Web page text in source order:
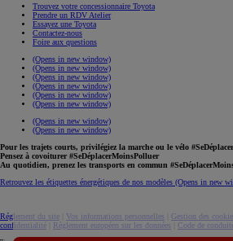
Trouvez votre concessionnaire Toyota
Prendre un RDV Atelier
Essayez une Toyota
Contactez-nous
Foire aux questions
(Opens in new window)
(Opens in new window)
(Opens in new window)
(Opens in new window)
(Opens in new window)
(Opens in new window)
(Opens in new window)
(Opens in new window)
Pour les trajets courts, privilégiez la marche ou le vélo
Pensez à covoiturer #SeDéplacerMoinsPolluer
Au quotidien, prenez les transports en commun
Retrouvez les étiquettes énergétiques de nos modèles (Opens in new
Réglement du site Vos informations personnelles Gestion des
confidentialité
Règlement européen sur les données Code de